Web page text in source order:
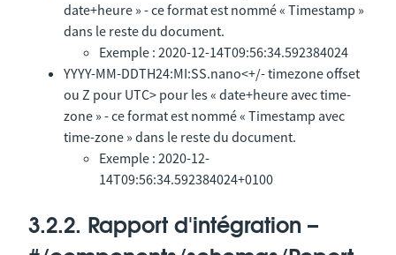
date+heure » - ce format est nommé « Timestamp »
dans le reste du document.
Exemple : 2020-12-14T09:56:34.592384024
YYYY-MM-DDTH24:MI:SS.nano<+/- timezone offset
ou Z pour UTC> pour les « date+heure avec time-
zone » - ce format est nommé « Timestamp avec
time-zone » dans le reste du document.
Exemple : 2020-12-
14T09:56:34.592384024+0100
3.2.2. Rapport d'intégration –